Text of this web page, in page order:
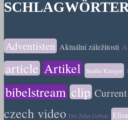
Adventisten Aktuální záležitosti
article Artikel Beathe Krueger
bibelstream clip
czech video Die Zehn Gebote